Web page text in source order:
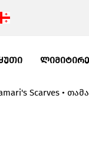
Scarves •